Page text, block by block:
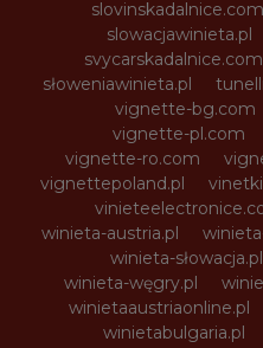
slovinskadalnice.com
slowacjawinieta.pl
svycarskadalnice.com
słoweniawinieta.pl
vignette-bg.com
vignette-pl.com
vignette-ro.com
vignettepoland.pl
winieta-austria.pl
winieta-słowacja.pl
winieta-węgry.pl
winietaaustriaonline.pl
winietabulgaria.pl